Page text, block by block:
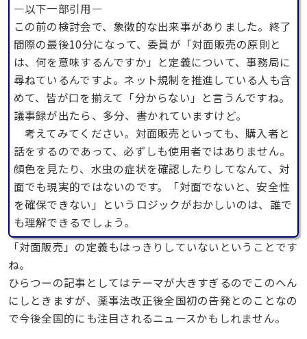
—以下一部引用—
この前の検討会で、象徴的な出来事がありました。終了
間際の最後10分になって、委員が「対面販売の原則と
は、何を意味するんですか」と定義について、事務局に
尋ねているんですよ。ネット規制を推進している人も含
めて、皆が口を揃えて「分からない」と言うんですね。
議事録が出たら、多分、書かれていますけど。
考えてみてください。対面販売といっても、購入者と
話をするのであって、必ずしも使用者ではありません。
顔色を見たり、水虫の症状を確認したりしてなんて、対
面でも現実的ではないのです。「対面でないと、安全性
を確保できない」というロジックがおかしいのは、誰で
も理解できるでしょう。
「対面販売」の定義もはっきりしていないということです
ね。
ひらつーの記事としてはテーマが大きすぎるのでこのへん
にしときますが、薬事法改正後全国初の告発とのことなの
で今後全国的にも注目されるニュースかもしれません。